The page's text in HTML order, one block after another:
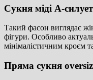
Сукня міді А-
Такий фасон виглядає
фігури. Особливо
мінімалістичним кроєм
Пряма сукня